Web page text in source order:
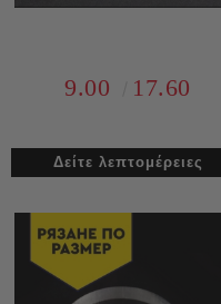
9.00 17.60
Δείτε λεπτομέρειες